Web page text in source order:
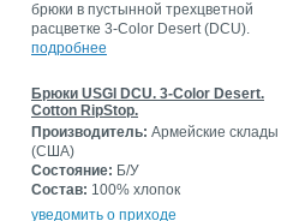
брюки в пустынной трехцветной
расцветке 3-Color Desert (DCU).
подробнее
Брюки USGI DCU. 3-Color Desert.
Cotton RipStop.
Производитель: Армейские склады
(США)
Состояние: Б/У
Состав: 100% хлопок
уведомить о приходе